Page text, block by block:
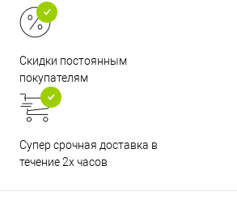
Скидки постоянным
покупателям
Супер срочная доставка в
течение 2х часов